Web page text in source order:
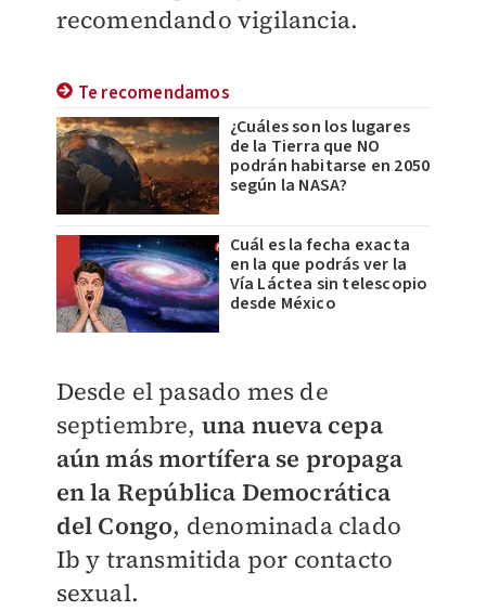
recomendando vigilancia.
Te recomendamos
¿Cuáles son los lugares
de la Tierra que NO
podrán habitarse en 2050
según la NASA?
Cuál es la fecha exacta
en la que podrás ver la
Vía Láctea sin telescopio
desde México
Desde el pasado mes de
septiembre, una nueva cepa
aún más mortífera se propaga
en la República Democrática
del Congo, denominada clado
Ib y transmitida por contacto
sexual.